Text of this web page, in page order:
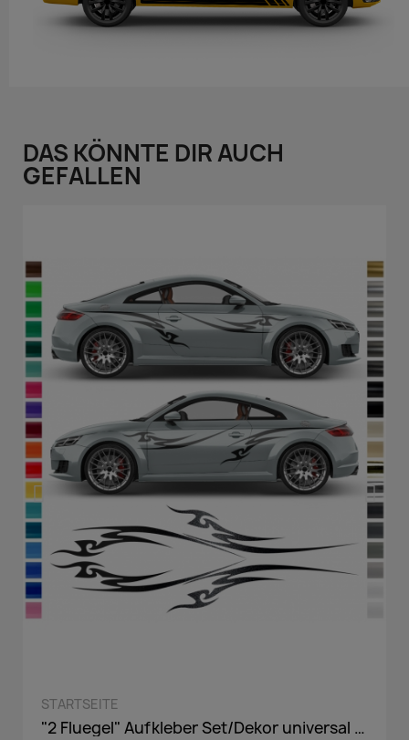
DAS KÖNNTE DIR AUCH
GEFALLEN
STARTSEITE
"2 Fluegel" Aufkleber Set/Dekor universal passend in Wunschfarbe